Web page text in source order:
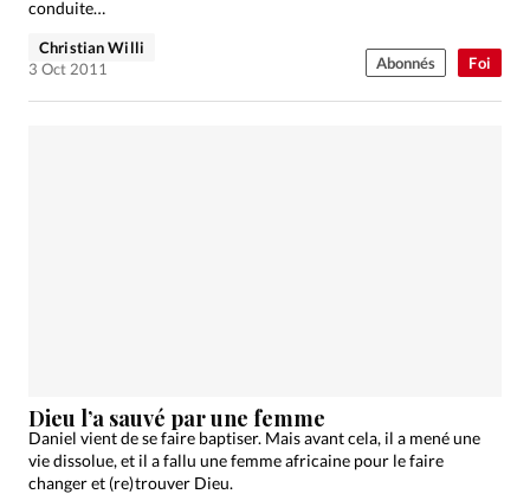
Foi
conduite…
Christian Willi
3 Oct 2011
Abonnés
Dieu l’a sauvé par une femme
Daniel vient de se faire baptiser. Mais avant cela, il a mené une
vie dissolue, et il a fallu une femme africaine pour le faire
changer et (re) trouver Dieu.